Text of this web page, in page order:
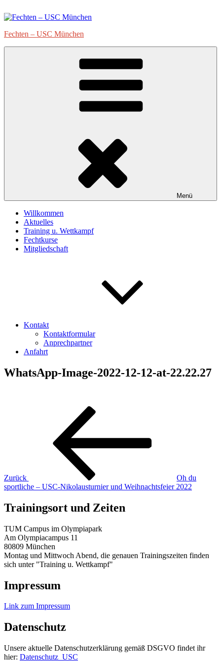
Inhalt
Fechten – USC München
Menü
Willkommen
Aktuelles
Training u. Wettkampf
Fechtkurse
Mitgliedschaft
Kontakt
Kontaktformular
Anprechpartner
Anfahrt
WhatsApp-Image-2022-12-12-at-22.22.27
Beitragsnavigation
Zurück
Oh du
sportliche – USC-Nikolausturnier und Weihnachtsfeier 2022
Trainingsort und Zeiten
TUM Campus im Olympiapark
Am Olympiacampus 11
80809 München
Montag und Mittwoch Abend, die genauen Trainingszeiten finden
sich unter "Training u. Wettkampf"
Impressum
Link zum Impressum
Datenschutz
Unsere aktuelle Datenschutzerklärung gemäß DSGVO findet ihr
hier: Datenschutz_USC